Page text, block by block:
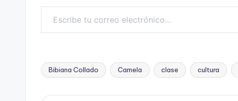
Escribe tu correo electrónico…
Etiquetas:
Bibiana Collado Camela clase cultura